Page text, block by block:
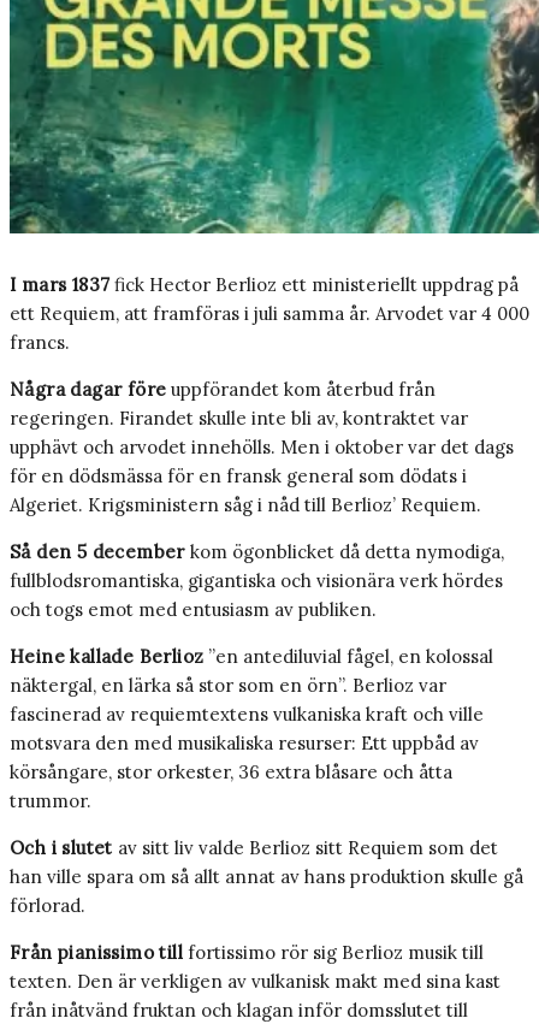
I mars 1837fick Hector Berlioz ett ministeriellt uppdrag på
ett Requiem, att framföras i juli samma år. Arvodet var 4 000
francs.
Några dagar före uppförandet kom återbud från
regeringen. Firandet skulle inte bli av, kontraktet var
upphävt och arvodet innehölls. Men i oktober var det dags
för en dödsmässa för en fransk general som dödats i
Algeriet. Krigsministern såg i nåd till Berlioz’ Requiem.
Så den 5 decemberkom ögonblicket då detta nymodiga,
fullblodsromantiska, gigantiska och visionära verk hördes
och togs emot med entusiasm av publiken.
Heine kallade Berlioz ”en antediluvial fågel, en kolossal
näktergal, en lärka så stor som en örn”. Berlioz var
fascinerad av requiemtextens vulkaniska kraft och ville
motsvara den med musikaliska resurser: Ett uppbåd av
körsångare, stor orkester, 36 extra blåsare och åtta
trummor.
Och i slutet av sitt liv valde Berlioz sitt Requiem som det
han ville spara om så allt annat av hans produktion skulle gå
förlorad.
Från pianissimo till fortissimo rör sig Berlioz musik till
texten. Den är verkligen av vulkanisk makt med sina kast
från inåtvänd fruktan och klagan inför domsslutet till